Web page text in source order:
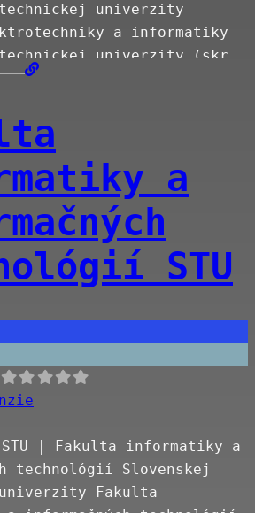
univerzity
a informatiky
univerzity (skr.
jedna zo siedmich fakúlt
to najstaršia technická
zameraná na
informatiku a príbuzné
medzinárodne
štúdium,
výskum a vývoj a
s akademickými a
Read more…
a
STU
| Fakulta informatiky a
technológií Slovenskej
Fakulta